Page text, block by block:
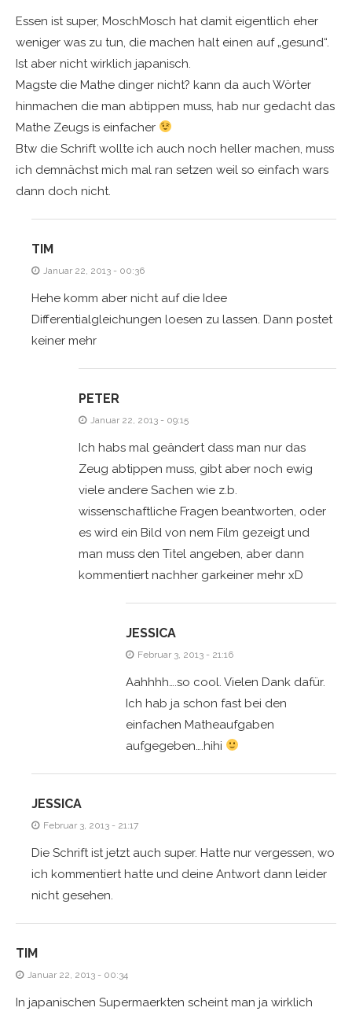
Essen ist super, MoschMosch hat damit eigentlich eher
weniger was zu tun, die machen halt einen auf „gesund“.
Ist aber nicht wirklich japanisch.
Magste die Mathe dinger nicht? kann da auch Wörter
hinmachen die man abtippen muss, hab nur gedacht das
Mathe Zeugs is einfacher
Btw die Schrift wollte ich auch noch heller machen, muss
ich demnächst mich mal ran setzen weil so einfach wars
dann doch nicht.
TIM
Januar 22, 2013 - 00:36
Hehe komm aber nicht auf die Idee
Differentialgleichungen loesen zu lassen. Dann postet
keiner mehr
PETER
Januar 22, 2013 - 09:15
Ich habs mal geändert dass man nur das
Zeug abtippen muss, gibt aber noch ewig
viele andere Sachen wie z.b.
wissenschaftliche Fragen beantworten, oder
es wird ein Bild von nem Film gezeigt und
man muss den Titel angeben, aber dann
kommentiert nachher garkeiner mehr xD
JESSICA
Februar 3, 2013 - 21:16
Aahhhh….so cool. Vielen Dank dafür.
Ich hab ja schon fast bei den
einfachen Matheaufgaben
aufgegeben….hihi
JESSICA
Februar 3, 2013 - 21:17
Die Schrift ist jetzt auch super. Hatte nur vergessen, wo
ich kommentiert hatte und deine Antwort dann leider
nicht gesehen.
TIM
Januar 22, 2013 - 00:34
In japanischen Supermaerkten scheint man ja wirklich